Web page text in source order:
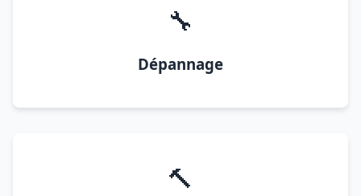
🔧
Dépannage
🔨